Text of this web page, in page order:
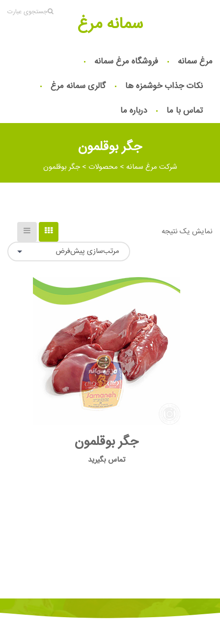
جستجوی عبارت سمانه مرغ
مرغ سمانه
فروشگاه مرغ سمانه
نکات جذاب خوشمزه ها
گالری سمانه مرغ
تماس با ما
درباره ما
جگر بوقلمون
شرکت مرغ سمانه > محصولات >جگر بوقلمون
نمایش یک نتیجه
مرتب‌سازی پیش‌فرض
جگر بوقلمون
تماس بگیرید